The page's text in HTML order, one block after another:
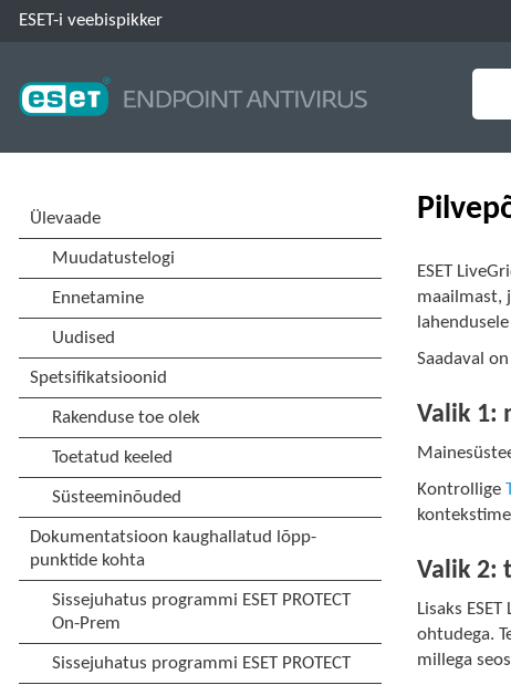
ESET-i veebispikker
ESET
maailmast,
Saadaval
Valik 1:
Kontrollige
Valik 2:
Lisaks
ohtudega.
millega